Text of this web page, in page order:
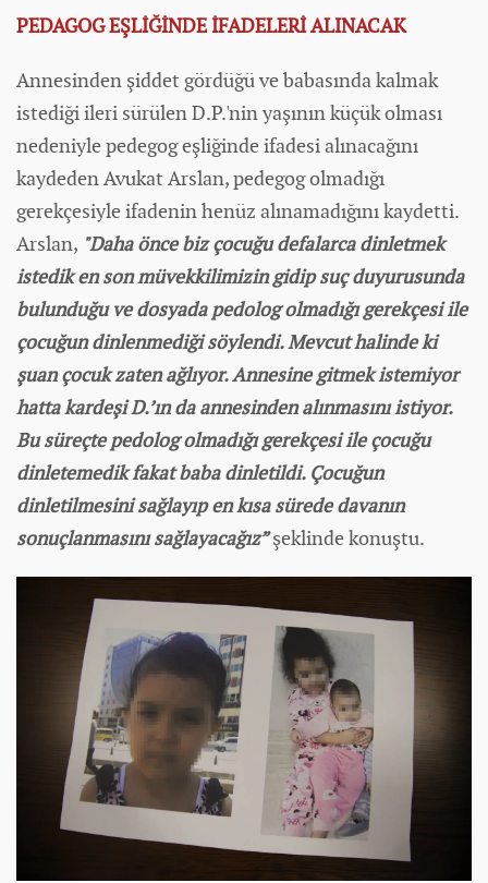
PEDAGOG EŞLİĞİNDE İFADELERİ ALINACAK
Annesinden şiddet gördüğü ve babasında kalmak
istediği ileri sürülen D.P.'nin yaşının küçük olması
nedeniyle pedegog eşliğinde ifadesi alınacağını
kaydeden Avukat Arslan, pedegog olmadığı
gerekçesiyle ifadenin henüz alınamadığını kaydetti.
Arslan, "Daha önce biz çocuğu defalarca dinletmek
istedik en son müvekkilimizin gidip suç duyurusunda
bulunduğu ve dosyada pedolog olmadığı gerekçesi ile
çocuğun dinlenmediği söylendi. Mevcut halinde ki
şuan çocuk zaten ağlıyor. Annesine gitmek istemiyor
hatta kardeşi D.’ın da annesinden alınmasını istiyor.
Bu süreçte pedolog olmadığı gerekçesi ile çocuğu
dinletemedik fakat baba dinletildi. Çocuğun
dinletilmesini sağlayıp en kısa sürede davanın
sonuçlanmasını sağlayacağız”şeklinde konuştu.